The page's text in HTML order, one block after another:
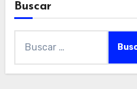
Buscar